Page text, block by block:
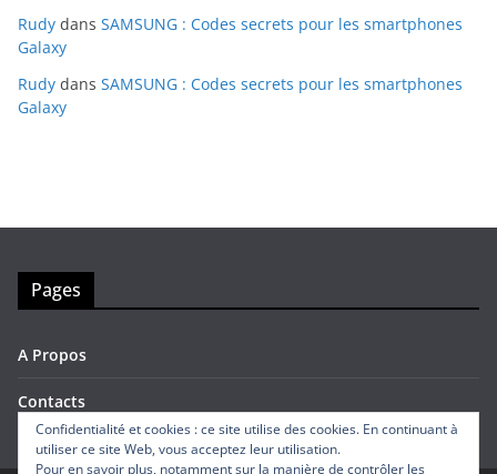
Rudy dans SAMSUNG : Codes secrets pour les smartphones
Galaxy
Rudy dans SAMSUNG : Codes secrets pour les smartphones
Galaxy
Pages
A Propos
Contacts
Confidentialité et cookies : ce site utilise des cookies. En continuant à
utiliser ce site Web, vous acceptez leur utilisation.
Pour en savoir plus, notamment sur la manière de contrôler les